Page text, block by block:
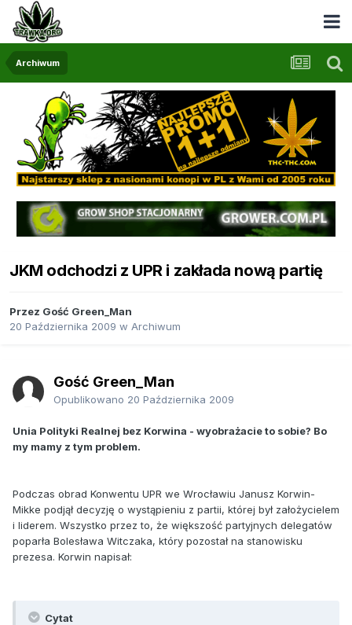
Archiwum
JKM odchodzi z UPR i zakłada nową partię
Przez Gość Green_Man
20 Października 2009 w Archiwum
Gość Green_Man
Opublikowano 20 Października 2009
Unia Polityki Realnej bez Korwina - wyobrażacie to sobie? Bo
my mamy z tym problem.
Podczas obrad Konwentu UPR we Wrocławiu Janusz Korwin-
Mikke podjął decyzję o wystąpieniu z partii, której był założycielem
i liderem. Wszystko przez to, że większość partyjnych delegatów
poparła Bolesława Witczaka, który pozostał na stanowisku
prezesa. Korwin napisał:
Cytat